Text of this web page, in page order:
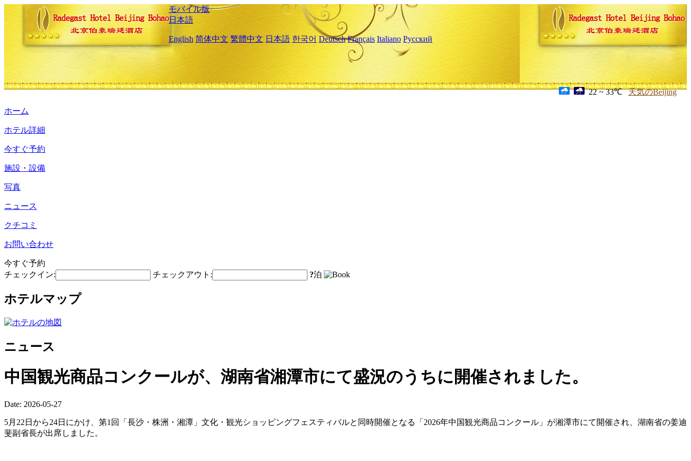
モバイル版
日本語
English 简体中文 繁體中文 日本語 한국어 Deutsch Français Italiano Русский
22 ~ 33℃ 天気のBeijing
ホーム
ホテル詳細
今すぐ予約
施設・設備
写真
ニュース
クチコミ
お問い合わせ
今すぐ予約
チェックイン:
チェックアウト: ?泊
ホテルマップ
ニュース
中国観光商品コンクールが、湖南省湘潭市にて盛況のうちに開催されました。
Date: 2026-05-27
5月22日から24日にかけ、第1回「長沙・株洲・湘潭」文化・観光ショッピングフェスティバルと同時開催となる「2026年中国観光商品コンクール」が湘潭市にて開催され、湖南省の姜迪
斐副省長が出席しました。